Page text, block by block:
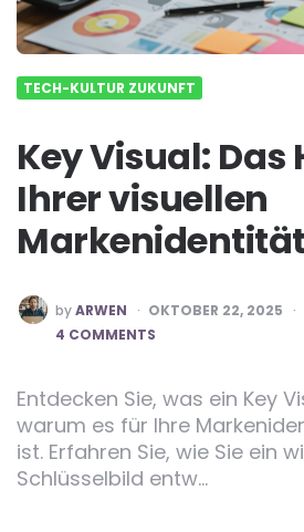
TECH-KULTUR ZUKUNFT
Key Visual: Das
Ihrer visuellen
Markenidentität
POSTED
BY
byARWEN OKTOBER 22, 2025
4 COMMENTS
Entdecken Sie, was ein Key
warum es für Ihre
ist. Erfahren Sie, wie Sie ein
Schlüsselbild entw…